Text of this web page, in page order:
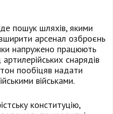
пошук шляхів, якими
арсенал озброєнь
напружено працюють
снарядів
пообіцяв надати
військами.
конституцію,